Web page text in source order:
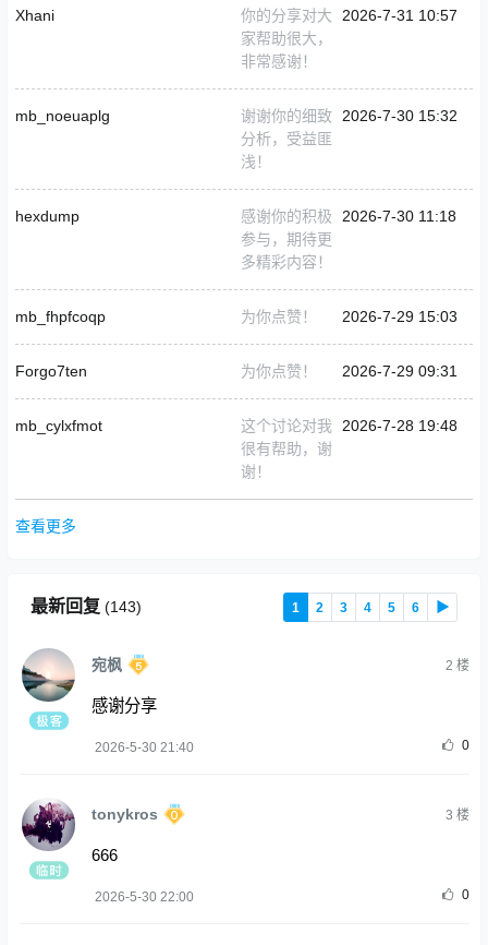
Xhani
你的分享对大
家帮助很大，
非常感谢！
2026-7-31 10:57
mb_noeuaplg
谢谢你的细致
分析，受益匪
浅！
2026-7-30 15:32
hexdump
感谢你的积极
参与，期待更
多精彩内容！
2026-7-30 11:18
mb_fhpfcoqp 为你点赞！ 2026-7-29 15:03
Forgo7ten 为你点赞！ 2026-7-29 09:31
mb_cylxfmot
这个讨论对我
很有帮助，谢
谢！
2026-7-28 19:48
查看更多
最新回复 (143) 1 2 3 4 5 6 ▶
宛枫 2 楼
感谢分享
2026-5-30 21:40 0
tonykros 3 楼
666
2026-5-30 22:00 0